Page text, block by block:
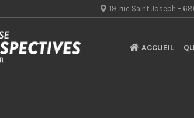
19, rue Saint Joseph –
ACCUEIL